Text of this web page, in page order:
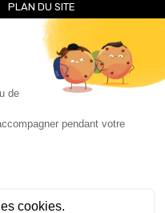
PLAN DU SITE